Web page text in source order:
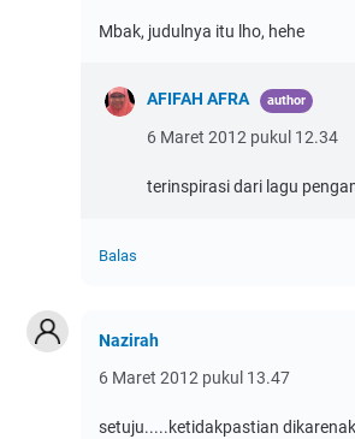
Mbak, judulnya itu lho, hehe
AFIFAH AFRA
6 Maret 2012 pukul 12.34
terinspirasi dari lagu
Balas
Nazirah
6 Maret 2012 pukul 13.47
setuju.....ketidakpastian